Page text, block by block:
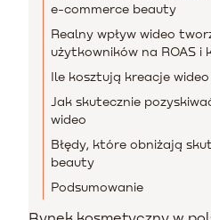
e-commerce beauty
Realny wpływ wideo
użytkowników na ROAS i
Ile kosztują kreacje
Jak skutecznie
wideo
Błędy, które obniżają
beauty
Podsumowanie